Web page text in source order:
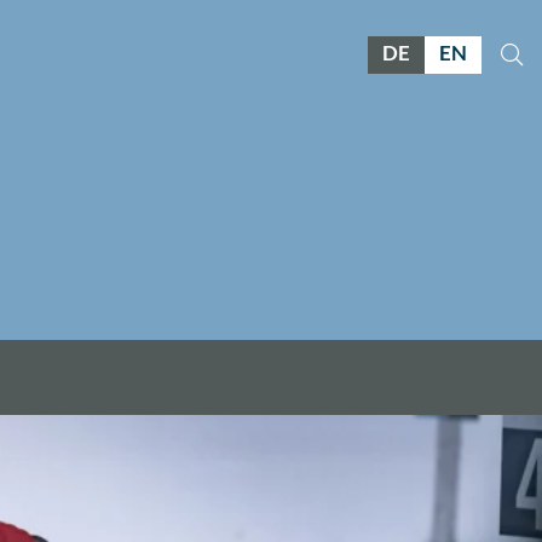
DE EN